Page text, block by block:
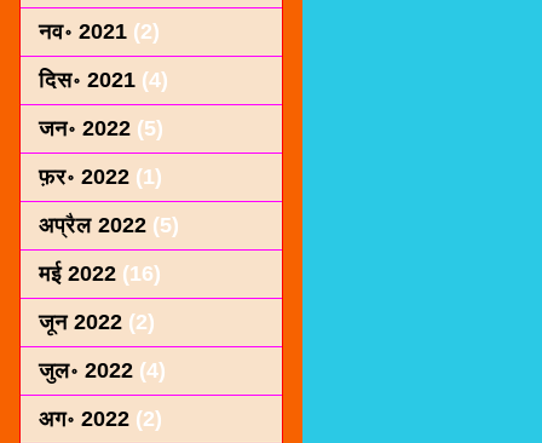
नव॰ 2021 (2)
दिस॰ 2021 (4)
जन॰ 2022 (5)
फ़र॰ 2022 (1)
अप्रैल 2022 (5)
मई 2022 (16)
जून 2022 (2)
जुल॰ 2022 (4)
अग॰ 2022 (2)